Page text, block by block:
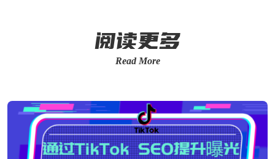
阅读更多
Read More